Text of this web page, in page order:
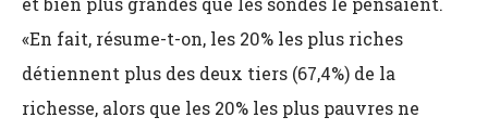
«En fait, résume-t-on, les 20% les plus riches
détiennent plus des deux tiers (67,4%) de la
richesse, alors que les 20% les plus pauvres ne